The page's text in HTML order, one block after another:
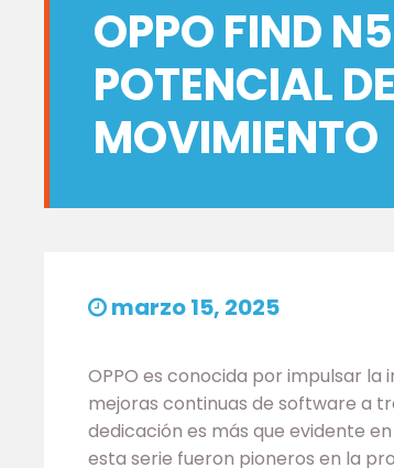
OPPO FIND
POTENCIAL
MOVIMIENTO
marzo 15, 2025
OPPO es conocida por impulsar
mejoras continuas de software a
dedicación es más que evidente
esta serie fueron pioneros en la